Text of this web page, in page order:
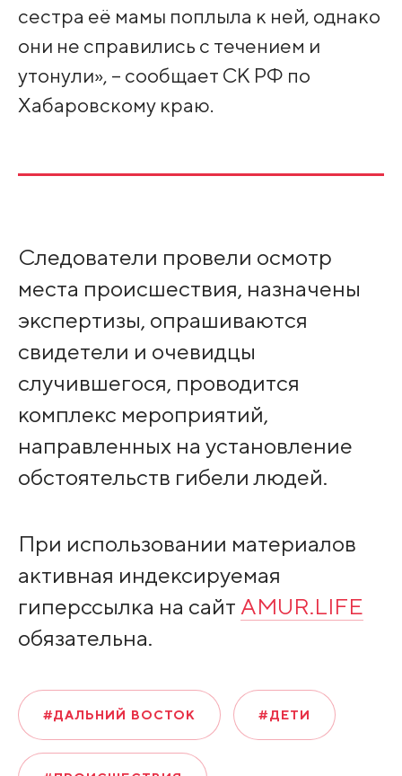
сестра её мамы поплыла к ней, однако
они не справились с течением и
утонули», – сообщает СК РФ по
Хабаровскому краю.
Следователи провели осмотр
места происшествия, назначены
экспертизы, опрашиваются
свидетели и очевидцы
случившегося, проводится
комплекс мероприятий,
направленных на установление
обстоятельств гибели людей.
При использовании материалов
активная индексируемая
гиперссылка на сайт AMUR.LIFE
обязательна.
#ДАЛЬНИЙ ВОСТОК #ДЕТИ